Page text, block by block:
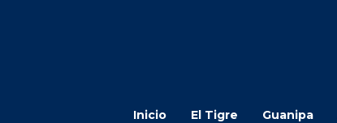
Inicio El Tigre Guanipa